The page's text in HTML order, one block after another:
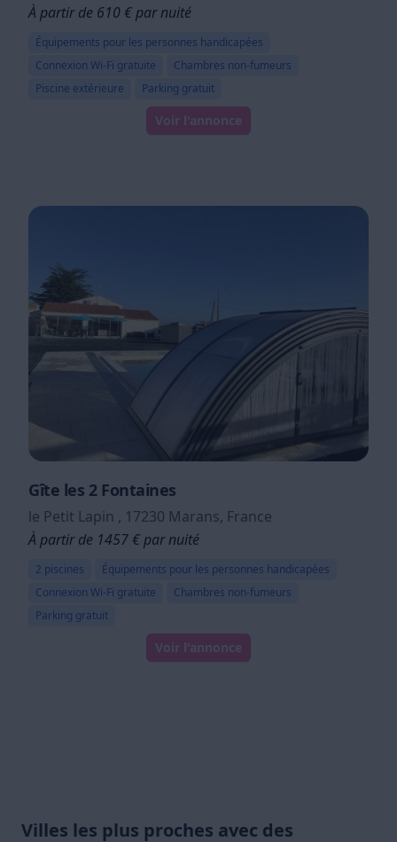
À partir de 610 € par nuité
Équipements pour les personnes handicapées
Connexion Wi-Fi gratuite
Chambres non-fumeurs
Piscine extérieure
Parking gratuit
Voir l'annonce
Gîte les 2 Fontaines
le Petit Lapin , 17230 Marans, France
À partir de 1457 € par nuité
2 piscines
Équipements pour les personnes handicapées
Connexion Wi-Fi gratuite
Chambres non-fumeurs
Parking gratuit
Voir l'annonce
Villes les plus proches avec des